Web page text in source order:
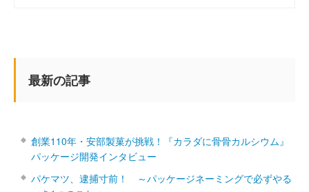
最新の記事
創業110年・安部製菓が挑戦！『カラダに骨骨カルシウム』
パッケージ開発インタビュー
パケマツ、逮捕寸前！ ～パッケージネーミングで必ずやる